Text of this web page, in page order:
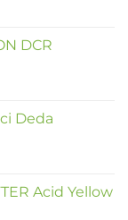
DCR
Deda
Acid Yellow